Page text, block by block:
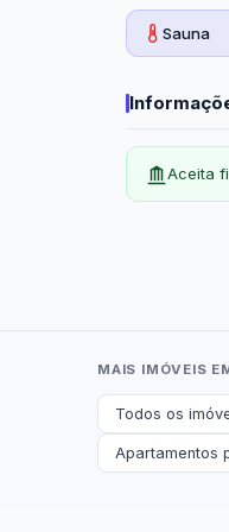
Sauna
Aceita
MAIS IMÓVEIS
Todos os
Apartamentos